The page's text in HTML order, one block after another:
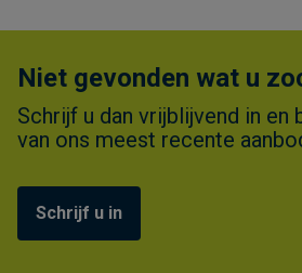
Niet gevonden wat u
Schrijf u dan vrijblijvend in en
van ons meest recente
Schrijf u in